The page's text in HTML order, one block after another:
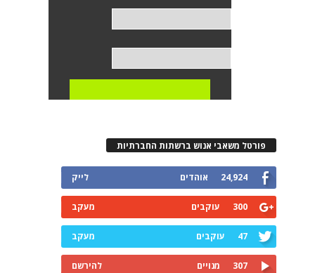
פורטל משאבי אנוש ברשתות החברתיות
24,924 אוהדים לייק
300 עוקבים מעקב
47 עוקבים מעקב
307 מנויים להירשם